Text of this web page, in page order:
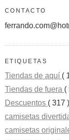
CONTACTO
ETIQUETAS
Tiendas de aquí (
Tiendas de fuera (
Descuentos ( 317 )
camisetas
camisetas